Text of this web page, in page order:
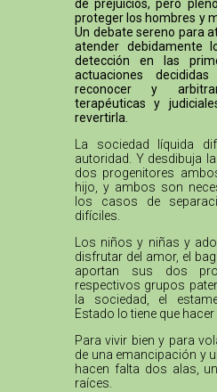
de prejuicios, pero
proteger los hombres y
Un debate sereno para
atender debidamente
detección en las
actuaciones
reconocer y
terapéuticas y
revertirla.
La sociedad líquida
autoridad. Y desdibuja
dos progenitores
hijo, y ambos son
los casos de
difíciles.
Los niños y niñas y
disfrutar del amor, el
aportan sus dos
respectivos grupos
la sociedad, el
Estado lo tiene que
Para vivir bien y para
de una emancipación y
hacen falta dos alas,
raíces.